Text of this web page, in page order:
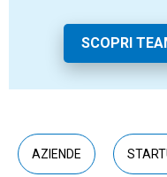
SCOPRI
AZIENDE